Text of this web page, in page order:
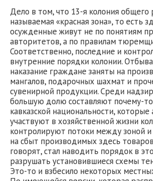
Дело в том, что 13-я колония общего
называемая «красная зона», то есть
осужденные живут не по понятиям
авторитетов, а по правилам
Соответственно, последние и
внутренние порядки колонии.
наказание граждане заняты на
мангалов, подарочных шахмат и
сувенирной продукции. Среди
большую долю составляют почему-
кавказской национальности, которые
участвуют в хозяйственной жизни
контролируют потоки между зоной
на сбыт производимых здесь
говорят, стал наводить порядок в
разрушать установившиеся схемы
Это-то и взбесило некоторых